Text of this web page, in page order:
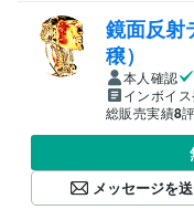
鏡面反射
穣）
本人確認
インボイ
総販売実績8
メッセージを